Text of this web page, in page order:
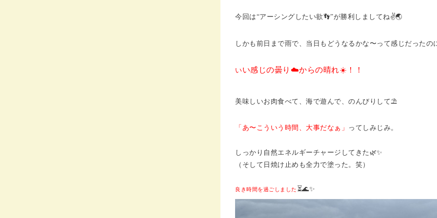
今回は“アーシングしたい欲👣”が勝利しましてね✌️🌏
しかも前日まで雨で、当日もどうなるかな〜って感じだった
いい感じの曇り☁️からの晴れ☀️！！
美味しいお肉食べて、海で遊んで、のんびりして⛱️
「あ〜こういう時間、大事だなぁ」 ってしみじみ。
しっかり自然エネルギーチャージしてきた🌿✨
（そして日焼け止めも全力で塗った。笑）
良き時間を過ごしました ⏳🌊✨